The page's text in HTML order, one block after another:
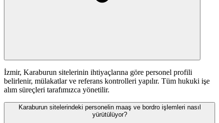
İzmir, Karaburun sitelerinin ihtiyaçlarına göre personel profili
belirlenir, mülakatlar ve referans kontrolleri yapılır. Tüm hukuki işe
alım süreçleri tarafımızca yönetilir.
Karaburun sitelerindeki personelin maaş ve bordro işlemleri nasıl
yürütülüyor?